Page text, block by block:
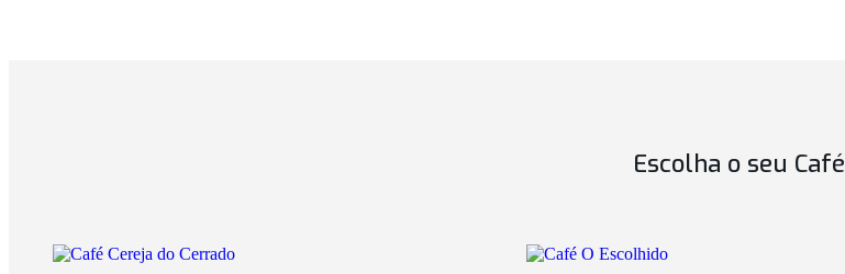
Escolha o seu Café